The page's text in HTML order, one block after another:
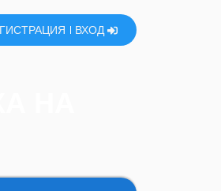
ВХОД